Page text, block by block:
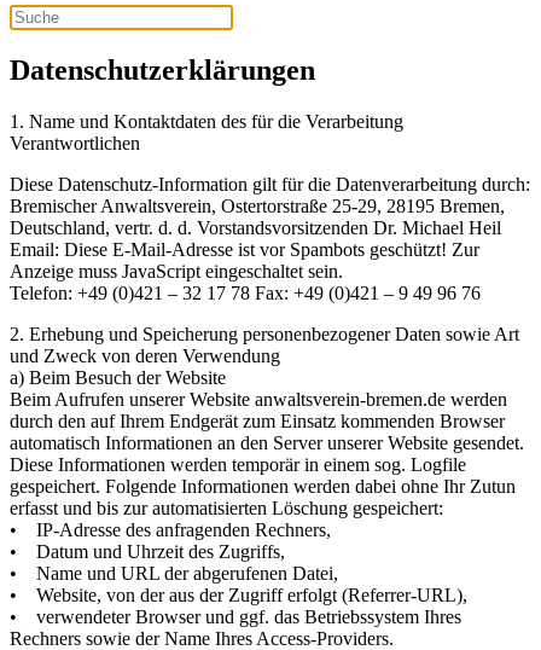
Datenschutzerklärungen
1. Name und Kontaktdaten des für die Verarbeitung
Verantwortlichen
Diese Datenschutz-Information gilt für die Datenverarbeitung durch:
Bremischer Anwaltsverein, Ostertorstraße 25-29, 28195 Bremen,
Deutschland, vertr. d. d. Vorstandsvorsitzenden Dr. Michael Heil
Email: Diese E-Mail-Adresse ist vor Spambots geschützt! Zur
Anzeige muss JavaScript eingeschaltet sein.
Telefon: +49 (0)421 – 32 17 78 Fax: +49 (0)421 – 9 49 96 76
2. Erhebung und Speicherung personenbezogener Daten sowie Art
und Zweck von deren Verwendung
a) Beim Besuch der Website
Beim Aufrufen unserer Website anwaltsverein-bremen.de werden
durch den auf Ihrem Endgerät zum Einsatz kommenden Browser
automatisch Informationen an den Server unserer Website gesendet.
Diese Informationen werden temporär in einem sog. Logfile
gespeichert. Folgende Informationen werden dabei ohne Ihr Zutun
erfasst und bis zur automatisierten Löschung gespeichert:
• IP-Adresse des anfragenden Rechners,
• Datum und Uhrzeit des Zugriffs,
• Name und URL der abgerufenen Datei,
• Website, von der aus der Zugriff erfolgt (Referrer-URL),
• verwendeter Browser und ggf. das Betriebssystem Ihres
Rechners sowie der Name Ihres Access-Providers.